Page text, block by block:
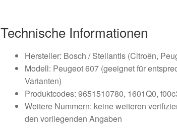
Technische Informationen
Hersteller: Bosch / Stellantis (Citroën,
Modell: Peugeot 607 (geeignet für
Varianten)
Produktcodes: 9651510780, 1601Q0,
Weitere Nummern: keine weiteren
den vorliegenden Angaben